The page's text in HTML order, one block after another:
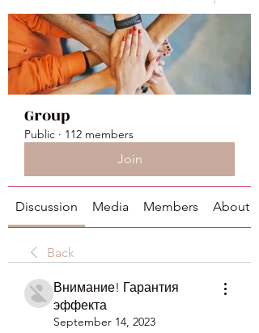
Group
Public · 112 members
Join
Discussion Media Members About
Back
Внимание! Гарантия
эффекта
September 14, 2023